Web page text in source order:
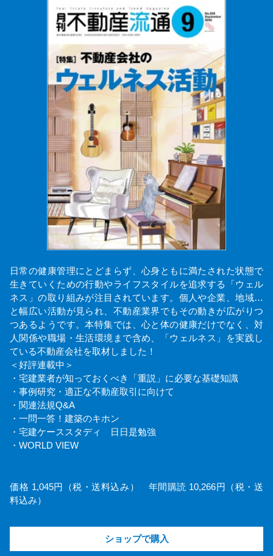
日常の健康管理にとどまらず、心身ともに満たされた状態で
生きていくための行動やライフスタイルを追求する「ウェル
ネス」の取り組みが注目されています。個人や企業、地域…
と幅広い活動が見られ、不動産業界でもその動きが広がりつ
つあるようです。本特集では、心と体の健康だけでなく、対
人関係や職場・生活環境まで含め、「ウェルネス」を実践し
ている不動産会社を取材しました！
＜好評連載中＞
・宅建業者が知っておくべき「重説」に必要な基礎知識
・事例研究・適正な不動産取引に向けて
・関連法規Q&A
・一問一答！建築のキホン
・宅建ケーススタディ 日日是勉強
・WORLD VIEW
価格 1,045円（税・送料込み） 年間購読 10,266円（税・送
料込み）
ショップで購入